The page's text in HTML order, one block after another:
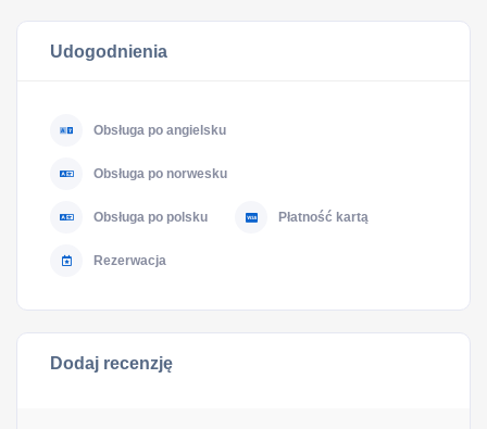
Udogodnienia
Obsługa po angielsku
Obsługa po norwesku
Obsługa po polsku Płatność kartą
Rezerwacja
Dodaj recenzję